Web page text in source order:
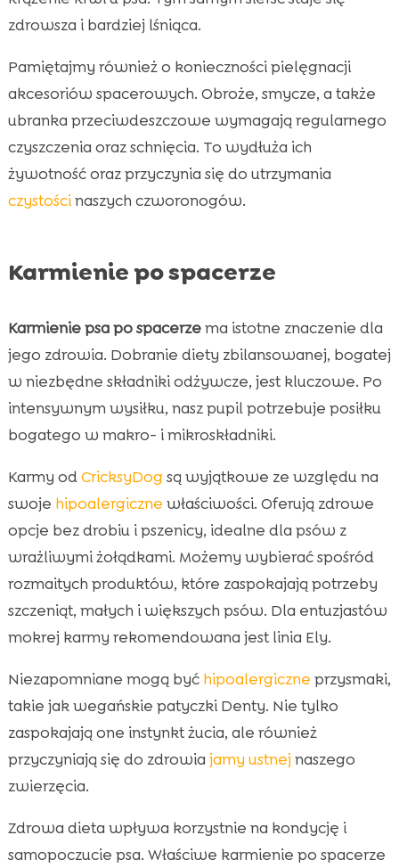
zdrowsza i bardziej lśniąca.
Pamiętajmy również o konieczności pielęgnacji
akcesoriów spacerowych. Obroże, smycze, a także
ubranka przeciwdeszczowe wymagają regularnego
czyszczenia oraz schnięcia. To wydłuża ich
żywotność oraz przyczynia się do utrzymania
czystościnaszych czworonogów.
Karmienie po spacerze
Karmienie psa po spacerzema istotne znaczenie dla
jego zdrowia. Dobranie diety zbilansowanej, bogatej
w niezbędne składniki odżywcze, jest kluczowe. Po
intensywnym wysiłku, nasz pupil potrzebuje posiłku
bogatego w makro- i mikroskładniki.
Karmy odCricksyDogsą wyjątkowe ze względu na
swoje hipoalergiczne właściwości. Oferują zdrowe
opcje bez drobiu i pszenicy, idealne dla psów z
wrażliwymi żołądkami. Możemy wybierać spośród
rozmaitych produktów, które zaspokajają potrzeby
szczeniąt, małych i większych psów. Dla entuzjastów
mokrej karmy rekomendowana jest linia Ely.
Niezapomniane mogą być hipoalergiczne przysmaki,
takie jak wegańskie patyczki Denty. Nie tylko
zaspokajają one instynkt żucia, ale również
przyczyniają się do zdrowia jamy ustnej naszego
zwierzęcia.
Zdrowa dieta wpływa korzystnie na kondycję i
samopoczucie psa. Właściwe karmienie po spacerze